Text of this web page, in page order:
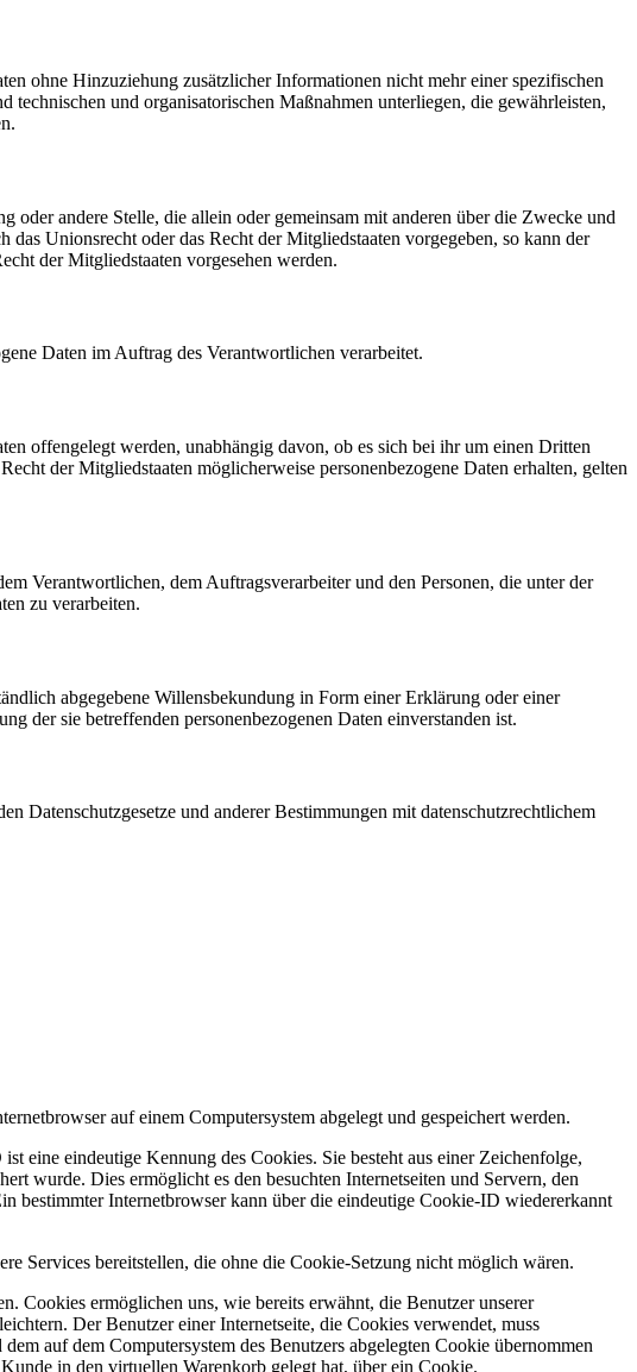
ohne Hinzuziehung zusätzlicher Informationen nicht mehr einer spezifischen
und organisatorischen Maßnahmen unterliegen, die gewährleisten,
andere Stelle, die allein oder gemeinsam mit anderen über die Zwecke und
Unionsrecht oder das Recht der Mitgliedstaaten vorgegeben, so kann der
der Mitgliedstaaten vorgesehen werden.
Daten im Auftrag des Verantwortlichen verarbeitet.
offengelegt werden, unabhängig davon, ob es sich bei ihr um einen Dritten
der Mitgliedstaaten möglicherweise personenbezogene Daten erhalten, gelten
Verantwortlichen, dem Auftragsverarbeiter und den Personen, die unter der
zu verarbeiten.
abgegebene Willensbekundung in Form einer Erklärung oder einer
der sie betreffenden personenbezogenen Daten einverstanden ist.
Datenschutzgesetze und anderer Bestimmungen mit datenschutzrechtlichem
auf einem Computersystem abgelegt und gespeichert werden.
eine eindeutige Kennung des Cookies. Sie besteht aus einer Zeichenfolge,
wurde. Dies ermöglicht es den besuchten Internetseiten und Servern, den
bestimmter Internetbrowser kann über die eindeutige Cookie-ID wiedererkannt
Services bereitstellen, die ohne die Cookie-Setzung nicht möglich wären.
Cookies ermöglichen uns, wie bereits erwähnt, die Benutzer unserer
Der Benutzer einer Internetseite, die Cookies verwendet, muss
auf dem Computersystem des Benutzers abgelegten Cookie übernommen
in den virtuellen Warenkorb gelegt hat, über ein Cookie.